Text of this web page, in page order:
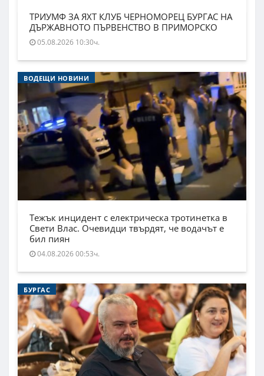
ТРИУМФ ЗА ЯХТ КЛУБ ЧЕРНОМОРЕЦ БУРГАС НА
ДЪРЖАВНОТО ПЪРВЕНСТВО В ПРИМОРСКО
05.08.2026 10:30ч.
ВОДЕЩИ НОВИНИ
Тежък инцидент с електрическа тротинетка в
Свети Влас. Очевидци твърдят, че водачът е
бил пиян
04.08.2026 00:53ч.
БУРГАС